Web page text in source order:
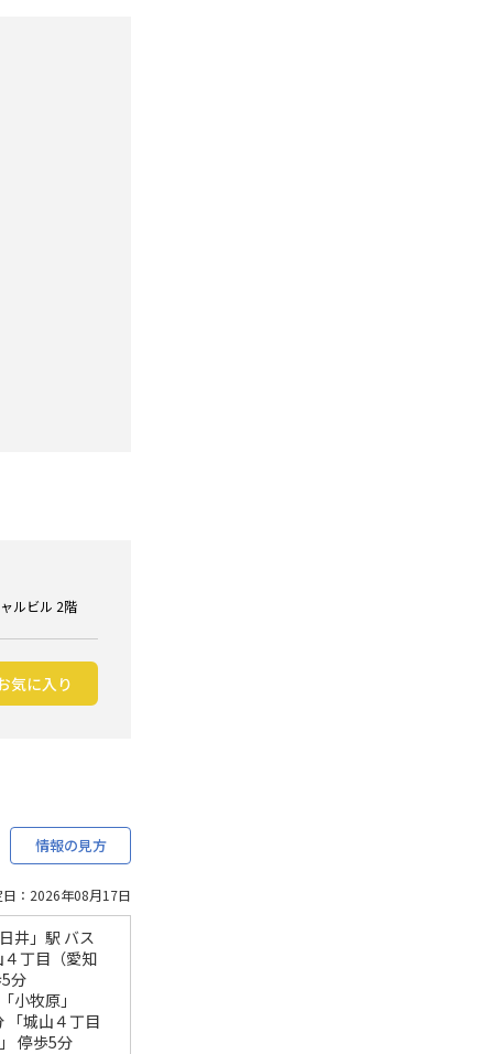
ルビル 2階
気に入り
情報の見方
：2026年08月17日
井」駅 バス
丁目（愛知
分
小牧原」
「城山４丁目
停歩5分